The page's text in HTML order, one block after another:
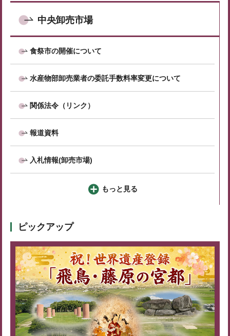
中央卸売市場
食祭市の開催について
水産物部卸売業者の委託手数料率変更について
関係法令（リンク）
報道資料
入札情報(卸売市場)
もっと見る
ピックアップ